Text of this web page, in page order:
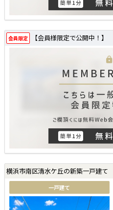
会員限定 【会員様限定で公開中！】
横浜市南区清水ケ丘の新築一戸建て
一戸建て